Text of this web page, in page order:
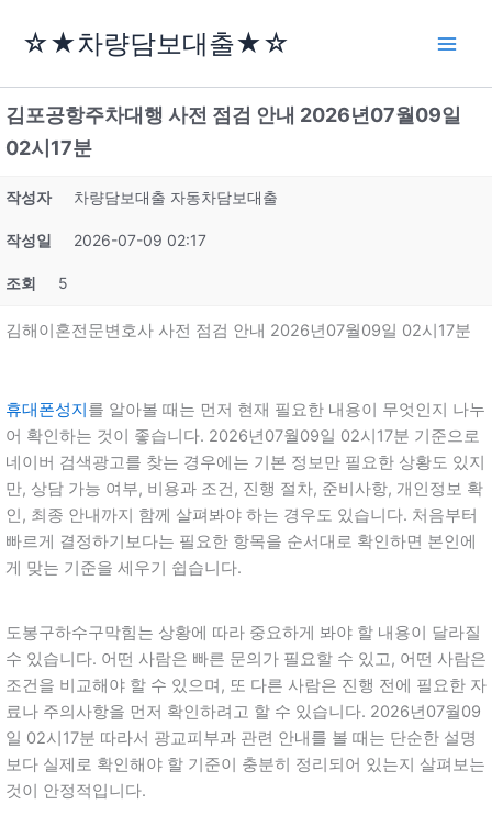
로
건
너
기
☆★차량담보대출★☆
김포공항주차대행 사전 점검 안내 2026년07월09일
02시17분
작성자 차량담보대출 자동차담보대출
작성일 2026-07-09 02:17
조회 5
김해이혼전문변호사 사전 점검 안내 2026년07월09일 02시17분
휴대폰성지를 알아볼 때는 먼저 현재 필요한 내용이 무엇인지 나누
어 확인하는 것이 좋습니다. 2026년07월09일 02시17분 기준으로
네이버 검색광고를 찾는 경우에는 기본 정보만 필요한 상황도 있지
만, 상담 가능 여부, 비용과 조건, 진행 절차, 준비사항, 개인정보 확
인, 최종 안내까지 함께 살펴봐야 하는 경우도 있습니다. 처음부터
빠르게 결정하기보다는 필요한 항목을 순서대로 확인하면 본인에
게 맞는 기준을 세우기 쉽습니다.
도봉구하수구막힘는 상황에 따라 중요하게 봐야 할 내용이 달라질
수 있습니다. 어떤 사람은 빠른 문의가 필요할 수 있고, 어떤 사람은
조건을 비교해야 할 수 있으며, 또 다른 사람은 진행 전에 필요한 자
료나 주의사항을 먼저 확인하려고 할 수 있습니다. 2026년07월09
일 02시17분 따라서 광교피부과 관련 안내를 볼 때는 단순한 설명
보다 실제로 확인해야 할 기준이 충분히 정리되어 있는지 살펴보는
것이 안정적입니다.